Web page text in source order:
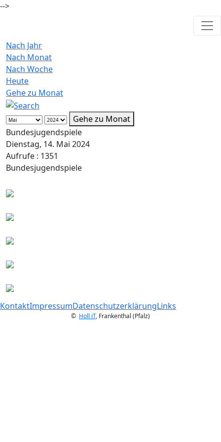
-->
Nach Jahr
Nach Monat
Nach Woche
Heute
Gehe zu Monat
Gehe zu Monat
Bundesjugendspiele
Dienstag, 14. Mai 2024
Aufrufe : 1351
Bundesjugendspiele
KontaktImpressumDatenschutzerklärungLinks
© Holl iT, Frankenthal (Pfalz)